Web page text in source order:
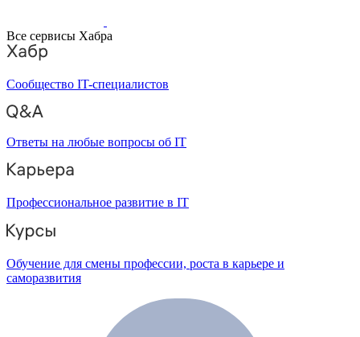
Все сервисы Хабра
Сообщество IT-специалистов
Ответы на любые вопросы об IT
Профессиональное развитие в IT
Обучение для смены профессии, роста в карьере и
саморазвития